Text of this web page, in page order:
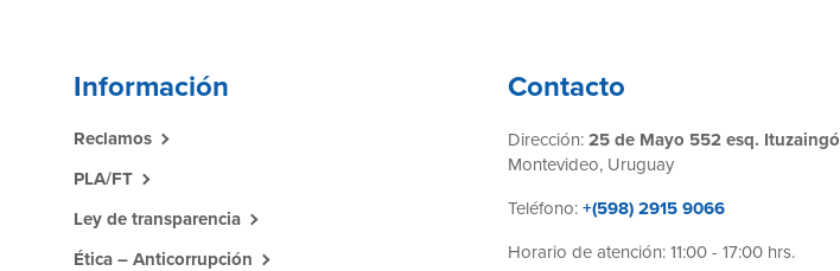
Información
Reclamos
PLA/FT
Ley de transparencia
Ética – Anticorrupción
Contacto
Dirección: 25 de Mayo 552 esq. Ituzaingó
Montevideo, Uruguay
Teléfono: +(598) 2915 9066
Horario de atención: 11:00 - 17:00 hrs.